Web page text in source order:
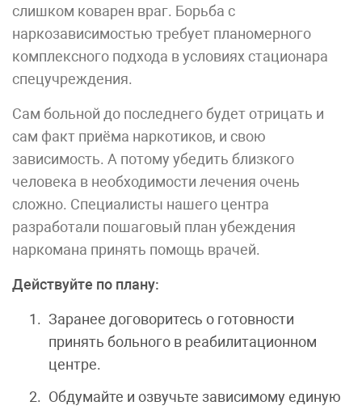
слишком коварен враг. Борьба с
наркозависимостью требует планомерного
комплексного подхода в условиях стационара
спецучреждения.
Сам больной до последнего будет отрицать и
сам факт приёма наркотиков, и свою
зависимость. А потому убедить близкого
человека в необходимости лечения очень
сложно. Специалисты нашего центра
разработали пошаговый план убеждения
наркомана принять помощь врачей.
Действуйте по плану:
Заранее договоритесь о готовности
принять больного в реабилитационном
центре.
Обдумайте и озвучьте зависимому единую